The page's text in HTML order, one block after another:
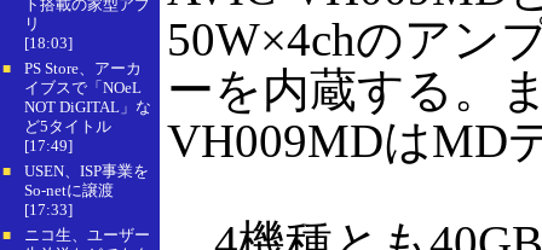
ト搭載の家型アプ
リ
[18:03]
■
PS Store、アーカ
イブスで「NOeL
NOT DiGITAL」な
ど5タイトル
[17:49]
■
USEN、ISP事業を
So-netに譲渡
[17:33]
■
ニコ生、ユーザー
50W×4chのアン
ーを内蔵する。
VH009MDはMD